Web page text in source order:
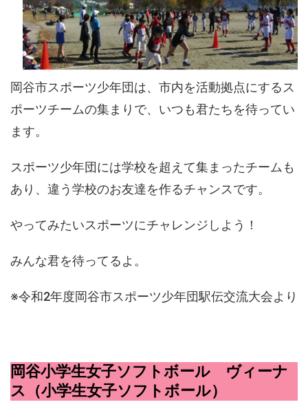
岡谷市スポーツ少年団は、市内を活動拠点にするス
ポーツチームの集まりで、いつも君たちを待ってい
ます。
スポーツ少年団には学校を超えて集まったチームも
あり、違う学校のお友達を作るチャンスです。
やってみたいスポーツにチャレンジしよう！
みんな君を待ってるよ。
※令和2年度岡谷市スポーツ少年団駅伝交流大会より
岡谷小学生女子ソフトボール ヴィーナ
ス（小学生女子ソフトボール）